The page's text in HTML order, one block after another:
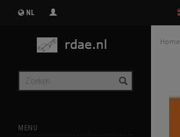
NL
MENU
Home